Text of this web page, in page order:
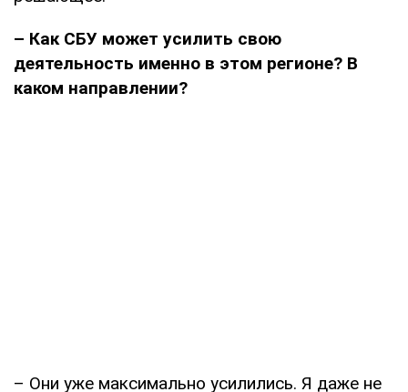
– Как СБУ может усилить свою
деятельность именно в этом регионе? В
каком направлении?
– Они уже максимально усилились. Я даже не